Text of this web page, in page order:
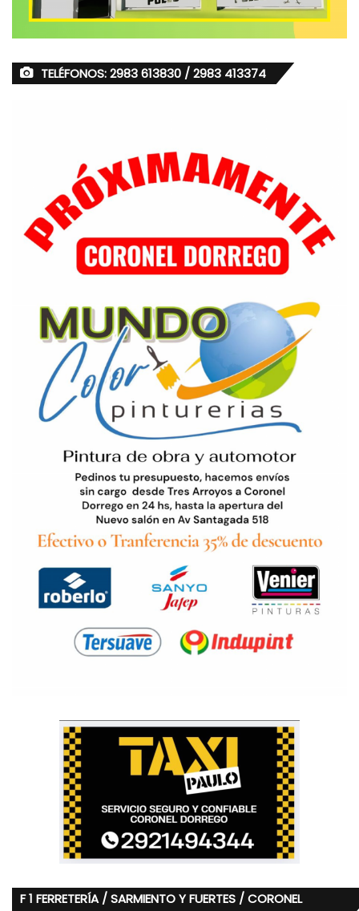
TELÉFONOS: 2983 613830 / 2983 413374
F 1 FERRETERÍA / SARMIENTO Y FUERTES / CORONEL